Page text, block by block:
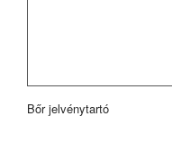
Bőr jelvénytartó